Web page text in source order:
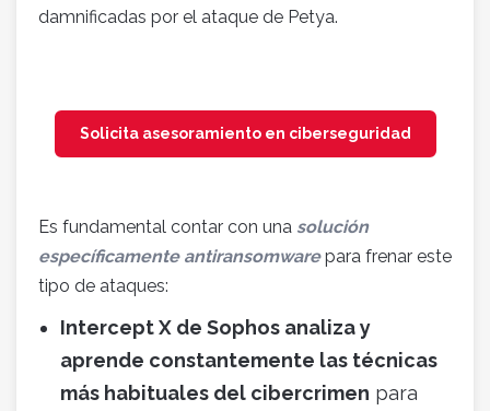
damnificadas por el ataque de Petya.
Solicita asesoramiento en ciberseguridad
Es fundamental contar con una solución
específicamente antiransomware para frenar este
tipo de ataques:
Intercept X de Sophos analiza y
aprende constantemente las técnicas
más habituales del cibercrimen para